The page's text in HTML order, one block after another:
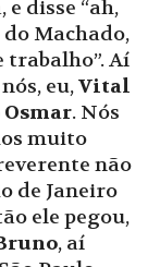
disse “ah,
Machado,
trabalho”. Aí
eu,Vital
Osmar. Nós
muito
não
de Janeiro
ele pegou,
, aí